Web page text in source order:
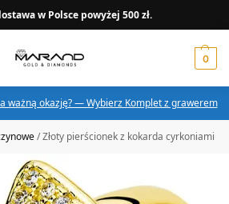
w Polsce powyżej 500 zł.
0
ważną okazję? — Wybierz Komplet z grawerem
/Złoty pierścionek z kokarda cyrkoniami